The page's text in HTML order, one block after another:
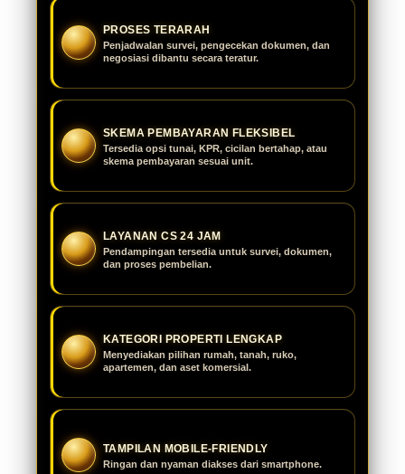
PROSES TERARAH
Penjadwalan survei, pengecekan dokumen, dan
negosiasi dibantu secara teratur.
SKEMA PEMBAYARAN FLEKSIBEL
Tersedia opsi tunai, KPR, cicilan bertahap, atau
skema pembayaran sesuai unit.
LAYANAN CS 24 JAM
Pendampingan tersedia untuk survei, dokumen,
dan proses pembelian.
KATEGORI PROPERTI LENGKAP
Menyediakan pilihan rumah, tanah, ruko,
apartemen, dan aset komersial.
TAMPILAN MOBILE-FRIENDLY
Ringan dan nyaman diakses dari smartphone.